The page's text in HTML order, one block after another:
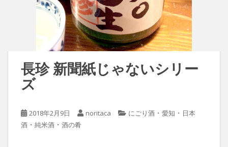
長珍 新聞紙じゃないシリー
ズ
2018年2月9日 noritaca にごり酒 ・ 愛知 ・ 日本
酒 ・ 純米酒 ・ 酒の肴